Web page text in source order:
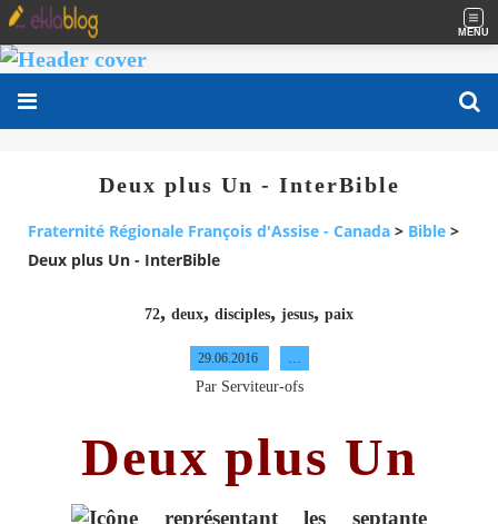
MENU
Deux plus Un - InterBible
Fraternité Régionale François d'Assise - Canada > Bible >
Deux plus Un - InterBible
72, deux, disciples, jesus, paix
29.06.2016
Par Serviteur-ofs
Deux plus Un